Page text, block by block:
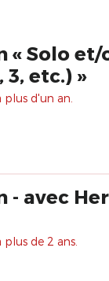
« Solo et/
etc.) »
plus d'un an.
- avec
plus de 2 ans.